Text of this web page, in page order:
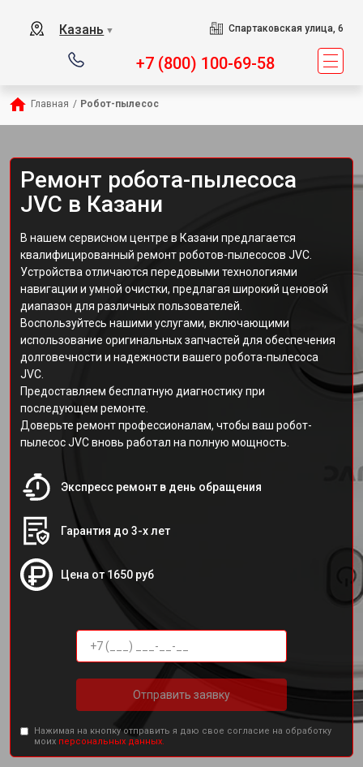
Казань ▼ Спартаковская улица, 6
+7 (800) 100-69-58
Главная / Робот-пылесос
Ремонт робота-пылесоса
JVC в Казани
В нашем сервисном центре в Казани предлагается
квалифицированный ремонт роботов-пылесосов JVC.
Устройства отличаются передовыми технологиями
навигации и умной очистки, предлагая широкий ценовой
диапазон для различных пользователей.
Воспользуйтесь нашими услугами, включающими
использование оригинальных запчастей для обеспечения
долговечности и надежности вашего робота-пылесоса
JVC.
Предоставляем бесплатную диагностику при
последующем ремонте.
Доверьте ремонт профессионалам, чтобы ваш робот-
пылесос JVC вновь работал на полную мощность.
Экспресс ремонт в день обращения
Гарантия до 3-х лет
Цена от 1650 руб
Отправить заявку
Нажимая на кнопку отправить я даю свое согласие на обработку
моих персональных данных.